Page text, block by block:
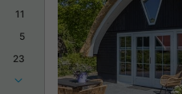
11
5
23